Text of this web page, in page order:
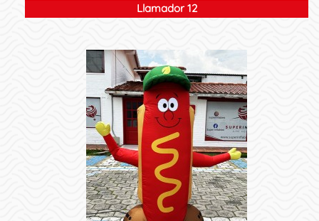
Llamador 12